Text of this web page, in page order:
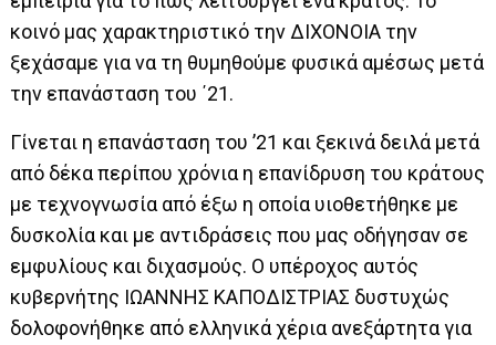
κοινό μας χαρακτηριστικό την ΔΙΧΟΝΟΙΑ την
ξεχάσαμε για να τη θυμηθούμε φυσικά αμέσως μετά
την επανάσταση του ΄21.
Γίνεται η επανάσταση του ’21 και ξεκινά δειλά μετά
από δέκα περίπου χρόνια η επανίδρυση του κράτους
με τεχνογνωσία από έξω η οποία υιοθετήθηκε με
δυσκολία και με αντιδράσεις που μας οδήγησαν σε
εμφυλίους και διχασμούς. Ο υπέροχος αυτός
κυβερνήτης ΙΩΑΝΝΗΣ ΚΑΠΟΔΙΣΤΡΙΑΣ δυστυχώς
δολοφονήθηκε από ελληνικά χέρια ανεξάρτητα για